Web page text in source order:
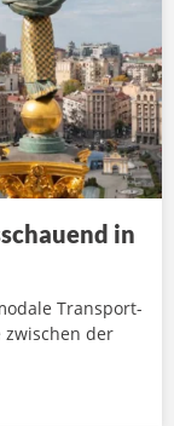
in
Transport-
zwischen der